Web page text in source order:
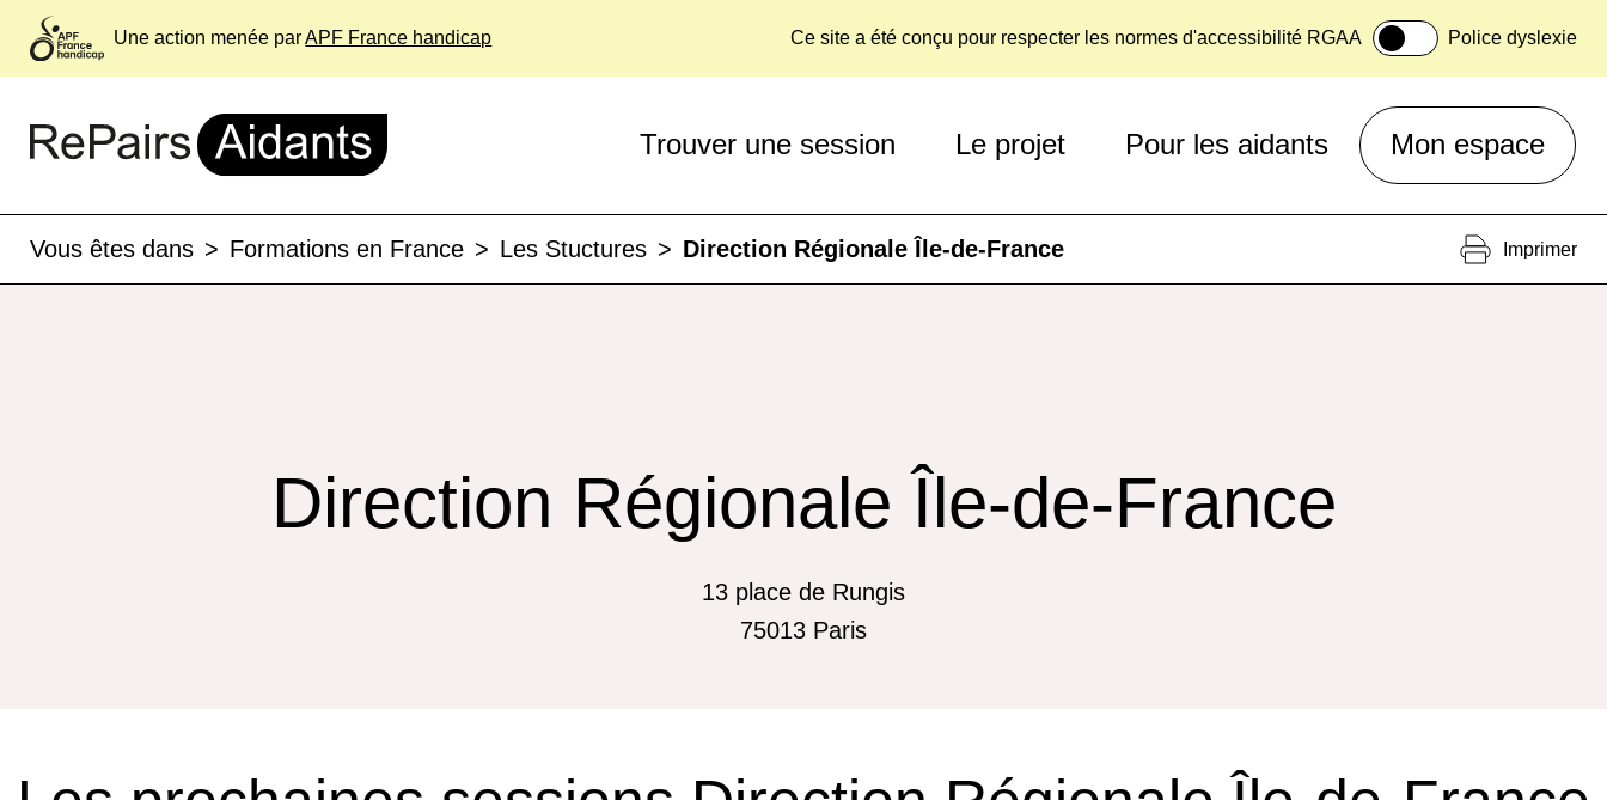
Une action menée parAPF France handicap Ce site a été conçu pour respecter les normes d'accessibilité RGAA Police dyslexie
Trouver une session Le projet Pour les aidants Mon espace
Vous êtes dans > Formations en France > Les Stuctures > Direction Régionale Île-de-France Imprimer
Direction Régionale Île-de-France
13 place de Rungis
75013 Paris